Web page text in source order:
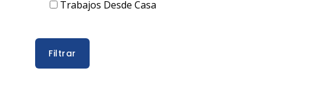
Trabajos Desde Casa